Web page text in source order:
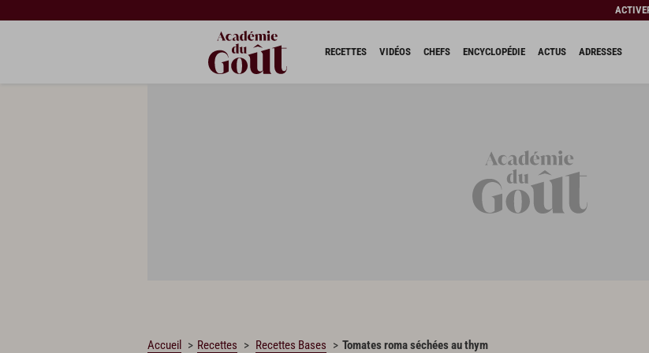
RECETTES VIDÉOS CHEFS ENCYCLOPÉDIE ACTUS ADRESSES
Accueil Recettes Recettes Bases Tomates roma séchées au thym
CHARGEMENT…